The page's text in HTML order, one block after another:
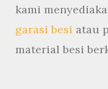
kami
garasi besi atau
material besi